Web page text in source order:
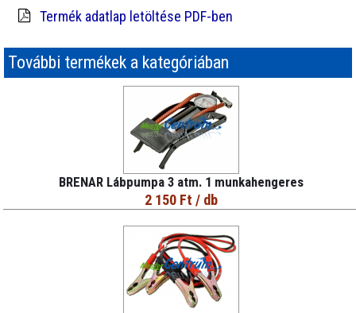
Termék adatlap letöltése PDF-ben
További termékek a kategóriában
BRENAR Lábpumpa 3 atm. 1 munkahengeres
2 150 Ft / db